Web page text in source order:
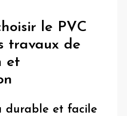
le PVC
travaux de
et
durable et facile